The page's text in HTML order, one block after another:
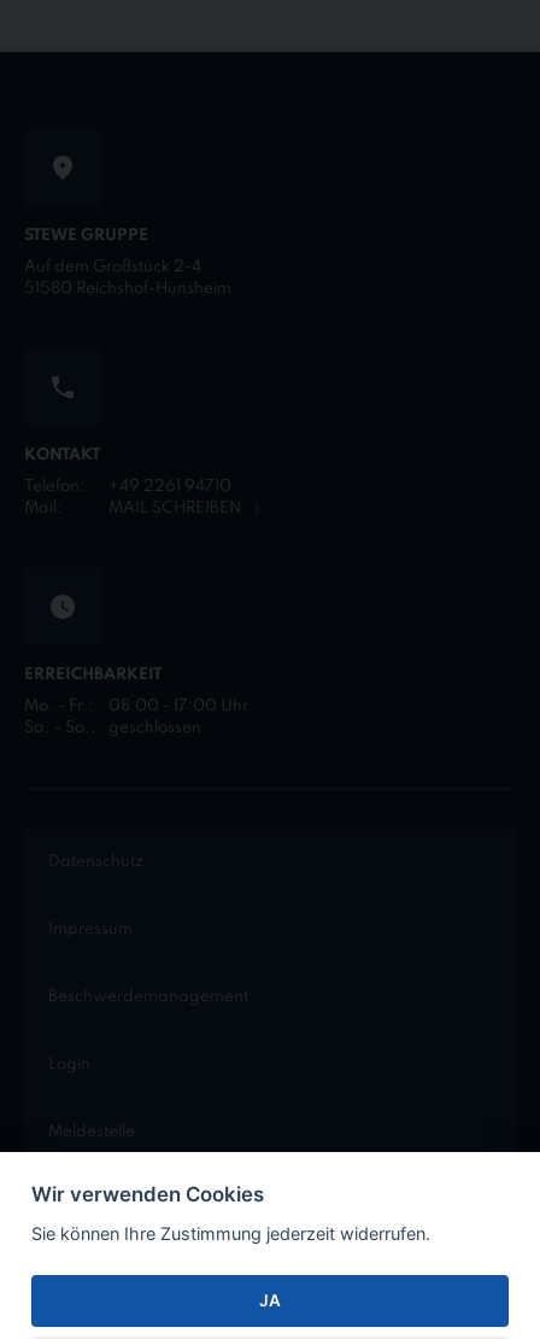
STEWE GRUPPE
Auf dem Großstück 2-4
51580 Reichshof-Hunsheim
KONTAKT
Telefon:
+49 2261 94710
Mail:
MAIL SCHREIBEN
ERREICHBARKEIT
Mo. - Fr.:
08:00 - 17:00 Uhr
Sa. - So.:
geschlossen
Datenschutz
Impressum
Beschwerdemanagement
Login
Meldestelle
Cookie Einstellungen
Wir verwenden Cookies
Sie können Ihre Zustimmung jederzeit widerrufen.
JA